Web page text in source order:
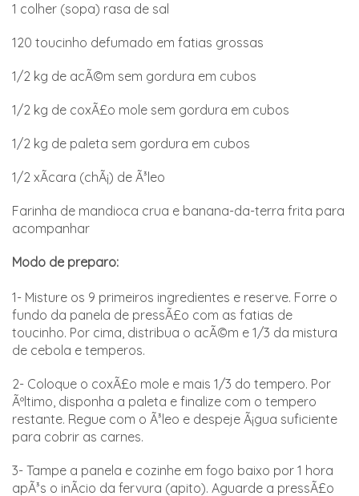
1 colher (sopa) rasa de sal
120 toucinho defumado em fatias grossas
1/2 kg de acÃ©m sem gordura em cubos
1/2 kg de coxÃ£o mole sem gordura em cubos
1/2 kg de paleta sem gordura em cubos
1/2 xÃ­cara (chÃ¡) de Ã³leo
Farinha de mandioca crua e banana-da-terra frita para
acompanhar
Modo de preparo:
1- Misture os 9 primeiros ingredientes e reserve. Forre o
fundo da panela de pressÃ£o com as fatias de
toucinho. Por cima, distribua o acÃ©m e 1/3 da mistura
de cebola e temperos.
2- Coloque o coxÃ£o mole e mais 1/3 do tempero. Por
Ãºltimo, disponha a paleta e finalize com o tempero
restante. Regue com o Ã³leo e despeje Ã¡gua suficiente
para cobrir as carnes.
3- Tampe a panela e cozinhe em fogo baixo por 1 hora
apÃ³s o inÃ­cio da fervura (apito). Aguarde a pressÃ£o